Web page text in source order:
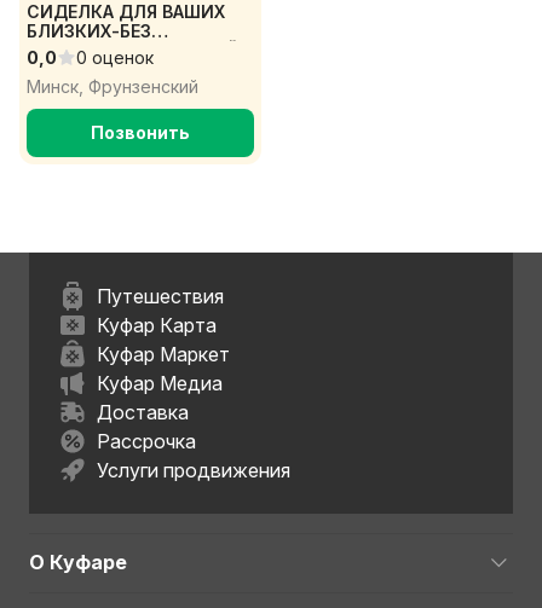
СИДЕЛКА ДЛЯ ВАШИХ
БЛИЗКИХ-БЕЗ
ПОСРЕДНИКОВ-ЛЮБОЙ
РАЙОН И ГРАФИК
РАБОТЫ).
0,0
0 оценок
Минск, Фрунзенский
Позвонить
Путешествия
Куфар Карта
Куфар Маркет
Куфар Медиа
Доставка
Рассрочка
Услуги продвижения
О Куфаре